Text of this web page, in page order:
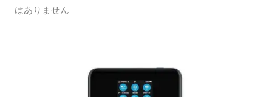
はありません